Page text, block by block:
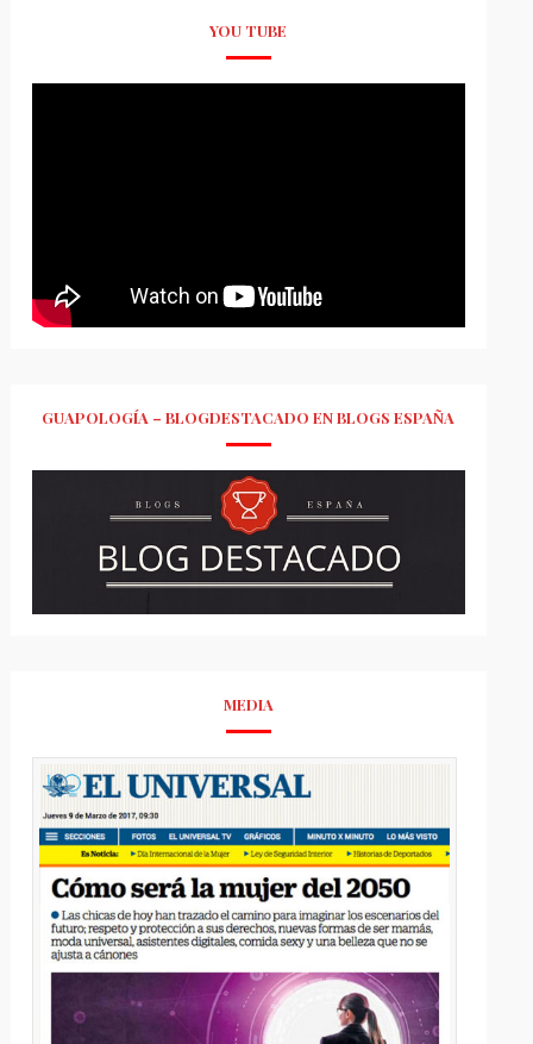
YOU TUBE
GUAPOLOGÍA – BLOGDESTACADO EN BLOGS ESPAÑA
MEDIA